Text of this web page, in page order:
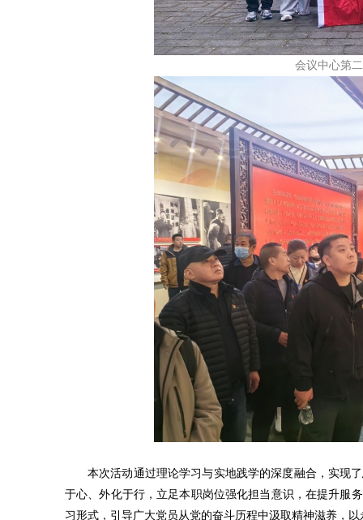
会议中心第
本次活动通过理论学习与实地践学的深度融合，实现
于心、外化于行，立足本职岗位强化担当意识，在提升服
习形式，引导广大党员从党的奋斗历程中汲取精神滋养，